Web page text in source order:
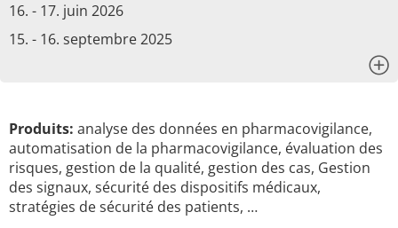
16. - 17. juin 2026
15. - 16. septembre 2025
Produits: analyse des données en pharmacovigilance,
automatisation de la pharmacovigilance, évaluation des
risques, gestion de la qualité, gestion des cas, Gestion
des signaux, sécurité des dispositifs médicaux,
stratégies de sécurité des patients, …